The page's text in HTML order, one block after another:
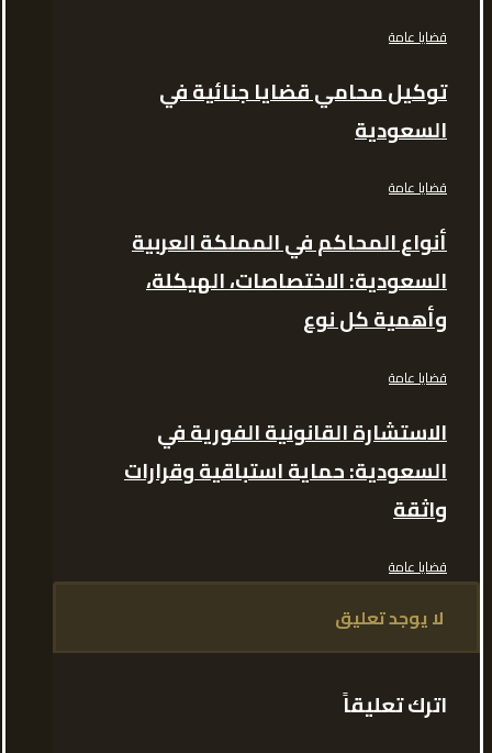
قضايا عامة
توكيل محامي قضايا جنائية في
السعودية
قضايا عامة
أنواع المحاكم في المملكة العربية
السعودية: الاختصاصات، الهيكلة،
وأهمية كل نوع
قضايا عامة
الاستشارة القانونية الفورية في
السعودية: حماية استباقية وقرارات
واثقة
قضايا عامة
لا يوجد تعليق
اترك تعليقاً